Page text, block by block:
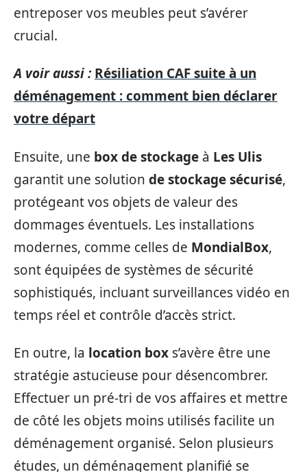
entreposer vos meubles peut s’avérer
crucial.
A voir aussi : Résiliation CAF suite à un
déménagement : comment bien déclarer
votre départ
Ensuite, une box de stockage à Les Ulis
garantit une solution de stockage sécurisé,
protégeant vos objets de valeur des
dommages éventuels. Les installations
modernes, comme celles de MondialBox,
sont équipées de systèmes de sécurité
sophistiqués, incluant surveillances vidéo en
temps réel et contrôle d’accès strict.
En outre, la location box s’avère être une
stratégie astucieuse pour désencombrer.
Effectuer un pré-tri de vos affaires et mettre
de côté les objets moins utilisés facilite un
déménagement organisé. Selon plusieurs
études, un déménagement planifié se